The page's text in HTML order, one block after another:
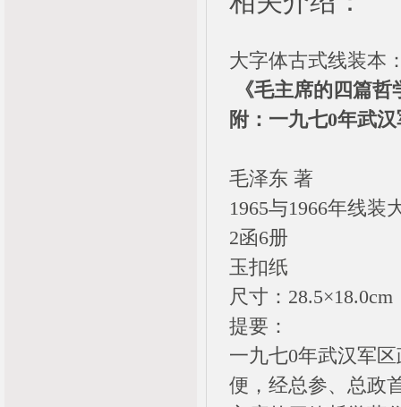
大字体古式线装本
《毛主席的四篇
附：一九七0年武
毛泽东 著
1965与1966年线装
2函6册
玉扣纸
尺寸：28.5×18.0cm
提要：
一九七0年武汉军
便，经总参、总政